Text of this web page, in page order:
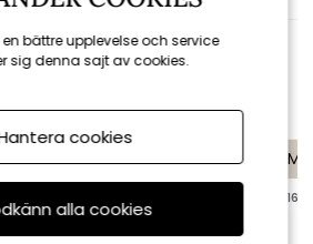
tillbehör
KAMPANJ
till 16/8
bättre upplevelse och service
sig denna sajt av cookies.
cookies
alla cookies